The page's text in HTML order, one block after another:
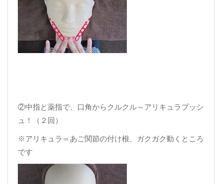
②中指と薬指で、口角からクルクル～アリキュラプッシ
ュ！（２回）
※アリキュラ＝あご関節の付け根、ガクガク動くところ
です